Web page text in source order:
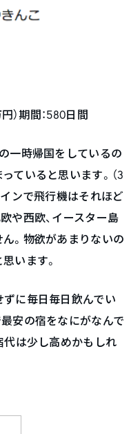
）期間：580日間
一時帰国をしているの
ていると思います。（3
ンで飛行機はそれほど
や西欧、イースター島
。物欲があまりないの
います。
に毎日毎日飲んでい
安の宿をなにがなんで
代は少し高めかもしれ